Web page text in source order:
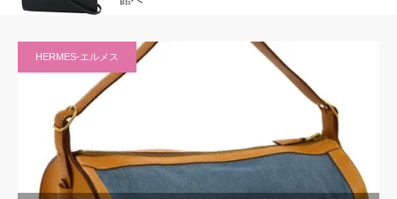
HERMES-エルメス